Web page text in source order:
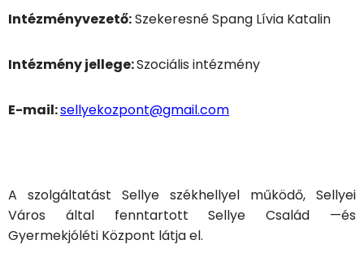
Intézményvezető:Szekeresné Spang Lívia Katalin
Intézmény jellege:Szociális intézmény
E-mail:sellyekozpont@gmail.com
A szolgáltatást Sellye székhellyel működő, Sellyei
Város által fenntartott Sellye Család —és
Gyermekjóléti Központ látja el.